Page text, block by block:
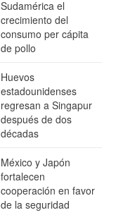
Sudamérica el
crecimiento del
consumo per cápita
de pollo
Huevos
estadounidenses
regresan a Singapur
después de dos
décadas
México y Japón
fortalecen
cooperación en favor
de la seguridad